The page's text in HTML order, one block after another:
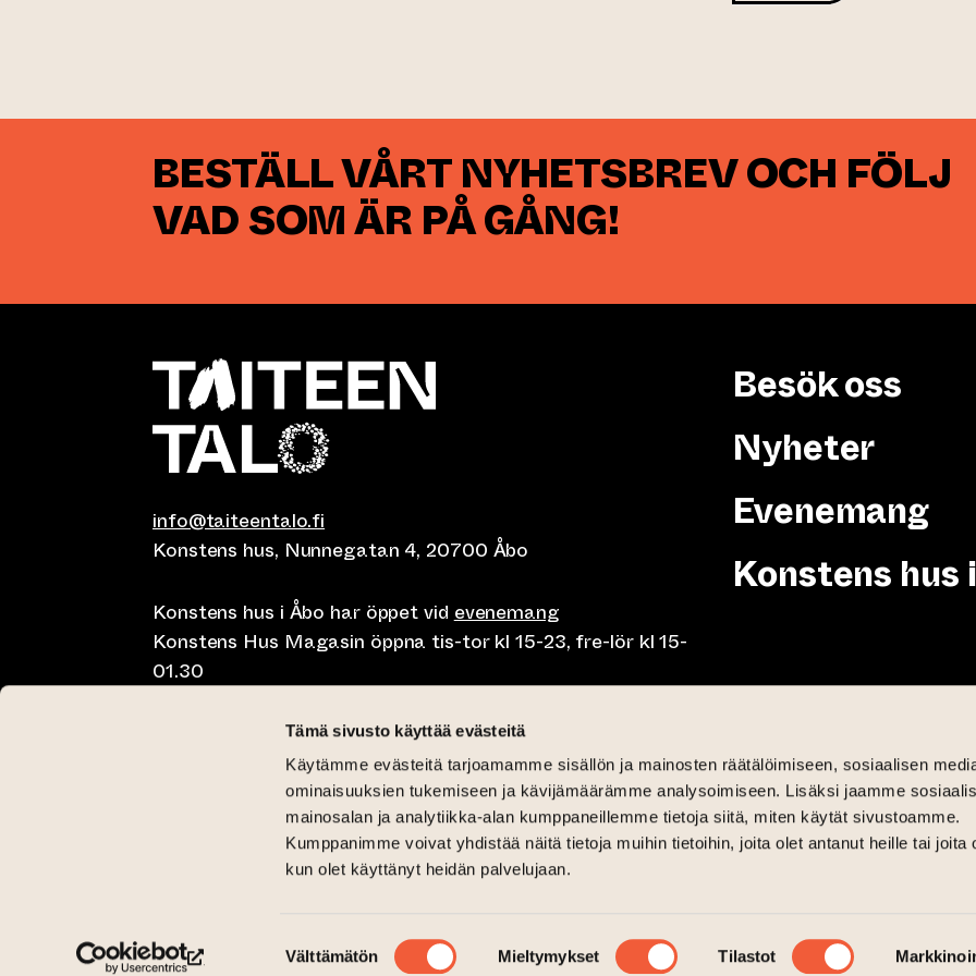
(leder till annan webbtjänst)
Tämä sivusto käyttää evästeitä
Käytämme evästeitä tarjoamamme sisällön ja mainosten räätälöimiseen, sosiaalisen
ominaisuuksien tukemiseen ja kävijämäärämme analysoimiseen. Lisäksi jaamme
mainosalan ja analytiikka-alan kumppaneillemme tietoja siitä, miten käytät sivustoamme.
Kumppanimme voivat yhdistää näitä tietoja muihin tietoihin, joita olet antanut heille tai joita
kun olet käyttänyt heidän palvelujaan.
valinta
Välttämätön Mieltymykset Tilastot
BESTÄLL VÅRT NYHETSBREV OCH FÖLJ
VAD SOM ÄR PÅ GÅNG!
info@taiteentalo.fi
Konstens hus, Nunnegatan 4, 20700 Åbo
Konstens hus i Åbo har öppet vid evenemang
Konstens Hus Magasin öppna tis-tor kl 15-23, fre-lör kl 15-
01.30
Café Elephanten sön-mån 10-20, tis-tor klo 10-23, fre-lör klo
Restaurangen Pegasus Taiteen talo mån-fre lunch 10.30-15,
lunch på lördag kl 11-15 och brunch på söndag 11-15
Kritisk Galleri tis-sön 12-18
Galleri Aski tis-fre 12-18 och lör-sön 12-16
Taiteen talo Facebookissa
(leder till annan webbtjänst)
Taiteen talo Instagramissa
(leder till annan webbtjänst)
Besök oss
Nyheter
Evenemang
Konstens hus